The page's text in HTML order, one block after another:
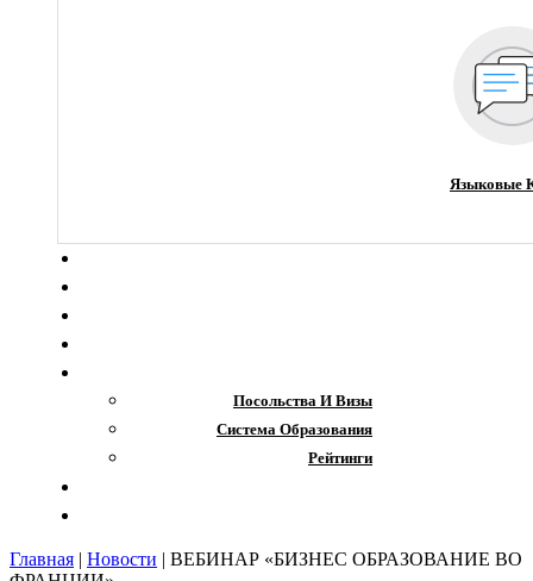
Языковые
Посольства И Визы
Система Образования
Рейтинги
Главная | Новости | ВЕБИНАР «БИЗНЕС ОБРАЗОВАНИЕ ВО